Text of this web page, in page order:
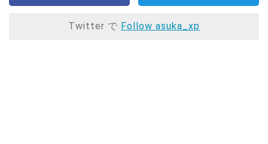
Twitter で Follow asuka_xp